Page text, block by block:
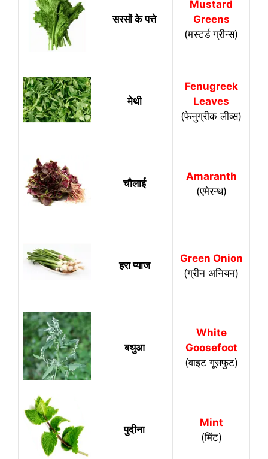
सरसों के पत्ते
Mustard
Greens
(मस्टर्ड ग्रीन्स)
मेथी
Fenugreek
Leaves
(फेनुग्रीक लीव्स)
चौलाई
Amaranth
(एमेरन्थ)
हरा प्याज
Green Onion
(ग्रीन अनियन)
बथुआ
White
Goosefoot
(वाइट गूसफुट)
पुदीना
Mint
(मिंट)